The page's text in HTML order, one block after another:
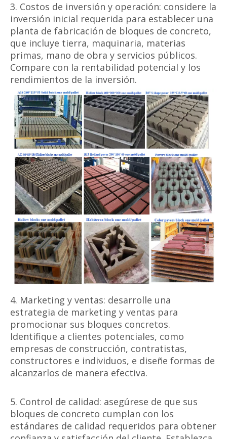
3. Costos de inversión y operación: considere la
inversión inicial requerida para establecer una
planta de fabricación de bloques de concreto,
que incluye tierra, maquinaria, materias
primas, mano de obra y servicios públicos.
Compare con la rentabilidad potencial y los
rendimientos de la inversión.
4. Marketing y ventas: desarrolle una
estrategia de marketing y ventas para
promocionar sus bloques concretos.
Identifique a clientes potenciales, como
empresas de construcción, contratistas,
constructores e individuos, e diseñe formas de
alcanzarlos de manera efectiva.
5. Control de calidad: asegúrese de que sus
bloques de concreto cumplan con los
estándares de calidad requeridos para obtener